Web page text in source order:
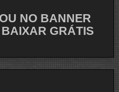
NO BANNER
GRÁTIS